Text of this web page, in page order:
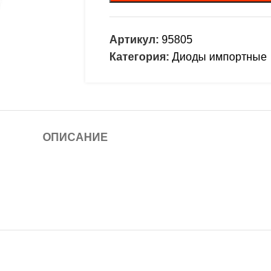
Артикул: 95805
Категория: Диоды импортные
ОПИСАНИЕ